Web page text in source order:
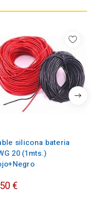
silicona bateria
20 (1mts.)
€